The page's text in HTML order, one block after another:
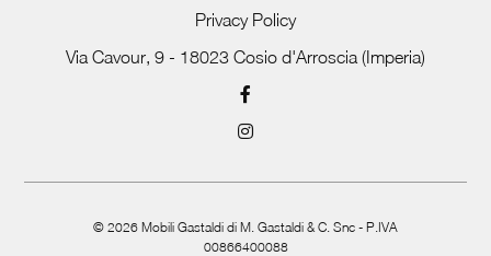
Privacy Policy
Via Cavour, 9 - 18023 Cosio d'Arroscia (Imperia)
© 2026 Mobili Gastaldi di M. Gastaldi & C. Snc - P.IVA
00866400088